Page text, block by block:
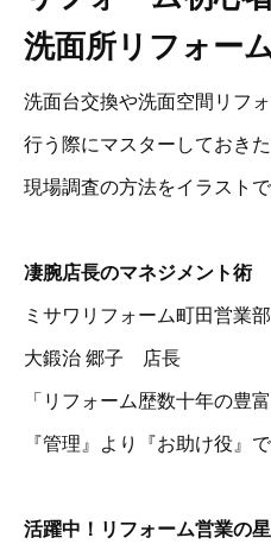
洗面所リフォ
洗面台交換や洗面空間リフ
行う際にマスターしておき
現場調査の方法をイラスト
凄腕店長のマネジメント術
ミサワリフォーム町田営業
大鍛治 郷子 店長
「リフォーム歴数十年の豊
『管理』より『お助け役』
活躍中！リフォーム営業の星